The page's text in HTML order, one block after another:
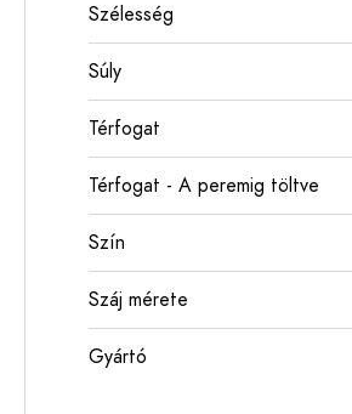
Szélesség
Súly
Térfogat
Térfogat - A peremig töltve
Szín
Száj mérete
Gyártó